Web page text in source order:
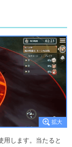
用します。当たると